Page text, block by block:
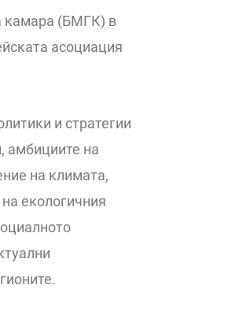
камара (БМГК) в
асоциация
и стратегии
амбициите на
на климата,
екологичния